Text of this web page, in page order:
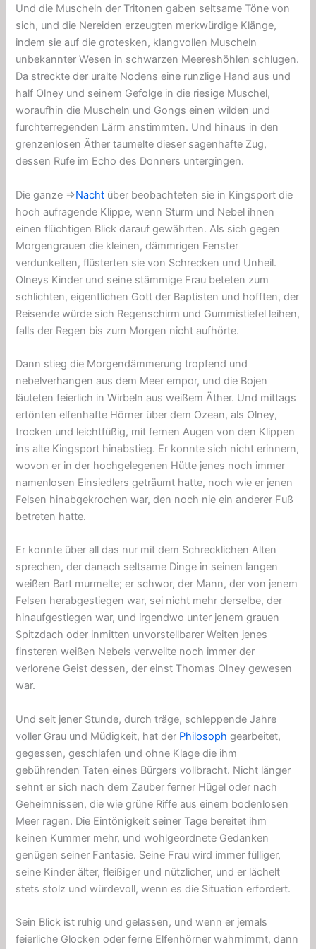
Und die Muscheln der Tritonen gaben seltsame Töne von
sich, und die Nereiden erzeugten merkwürdige Klänge,
indem sie auf die grotesken, klangvollen Muscheln
unbekannter Wesen in schwarzen Meereshöhlen schlugen.
Da streckte der uralte Nodens eine runzlige Hand aus und
half Olney und seinem Gefolge in die riesige Muschel,
woraufhin die Muscheln und Gongs einen wilden und
furchterregenden Lärm anstimmten. Und hinaus in den
grenzenlosen Äther taumelte dieser sagenhafte Zug,
dessen Rufe im Echo des Donners untergingen.
Die ganze ⇒Nacht über beobachteten sie in Kingsport die
hoch aufragende Klippe, wenn Sturm und Nebel ihnen
einen flüchtigen Blick darauf gewährten. Als sich gegen
Morgengrauen die kleinen, dämmrigen Fenster
verdunkelten, flüsterten sie von Schrecken und Unheil.
Olneys Kinder und seine stämmige Frau beteten zum
schlichten, eigentlichen Gott der Baptisten und hofften, der
Reisende würde sich Regenschirm und Gummistiefel leihen,
falls der Regen bis zum Morgen nicht aufhörte.
Dann stieg die Morgendämmerung tropfend und
nebelverhangen aus dem Meer empor, und die Bojen
läuteten feierlich in Wirbeln aus weißem Äther. Und mittags
ertönten elfenhafte Hörner über dem Ozean, als Olney,
trocken und leichtfüßig, mit fernen Augen von den Klippen
ins alte Kingsport hinabstieg. Er konnte sich nicht erinnern,
wovon er in der hochgelegenen Hütte jenes noch immer
namenlosen Einsiedlers geträumt hatte, noch wie er jenen
Felsen hinabgekrochen war, den noch nie ein anderer Fuß
betreten hatte.
Er konnte über all das nur mit dem Schrecklichen Alten
sprechen, der danach seltsame Dinge in seinen langen
weißen Bart murmelte; er schwor, der Mann, der von jenem
Felsen herabgestiegen war, sei nicht mehr derselbe, der
hinaufgestiegen war, und irgendwo unter jenem grauen
Spitzdach oder inmitten unvorstellbarer Weiten jenes
finsteren weißen Nebels verweilte noch immer der
verlorene Geist dessen, der einst Thomas Olney gewesen
war.
Und seit jener Stunde, durch träge, schleppende Jahre
voller Grau und Müdigkeit, hat der Philosoph gearbeitet,
gegessen, geschlafen und ohne Klage die ihm
gebührenden Taten eines Bürgers vollbracht. Nicht länger
sehnt er sich nach dem Zauber ferner Hügel oder nach
Geheimnissen, die wie grüne Riffe aus einem bodenlosen
Meer ragen. Die Eintönigkeit seiner Tage bereitet ihm
keinen Kummer mehr, und wohlgeordnete Gedanken
genügen seiner Fantasie. Seine Frau wird immer fülliger,
seine Kinder älter, fleißiger und nützlicher, und er lächelt
stets stolz und würdevoll, wenn es die Situation erfordert.
Sein Blick ist ruhig und gelassen, und wenn er jemals
feierliche Glocken oder ferne Elfenhörner wahrnimmt, dann